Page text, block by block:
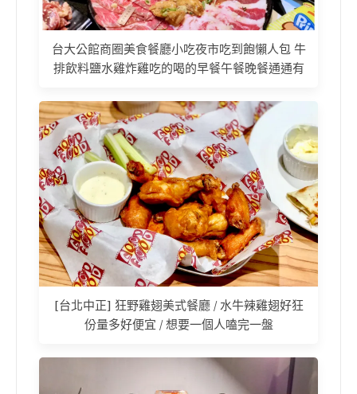
台大公館商圈美食餐廳小吃夜市吃到飽懶人包 牛
排飲料鹽水雞炸雞吃的喝的早餐午餐晚餐通通有
[台北中正] 狂野雞翅美式餐廳 / 水牛辣雞翅好狂
份量多好便宜 / 想要一個人嗑完一盤